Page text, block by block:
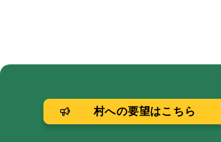
村への要望はこちら